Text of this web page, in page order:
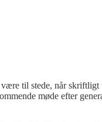
til stede, når skriftligt
møde efter